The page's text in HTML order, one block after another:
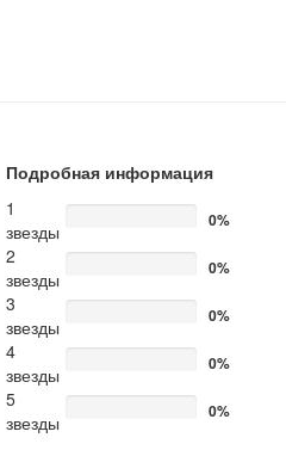
Подробная информация
1
звезды
0%
2
звезды
0%
3
звезды
0%
4
звезды
0%
5
звезды
0%